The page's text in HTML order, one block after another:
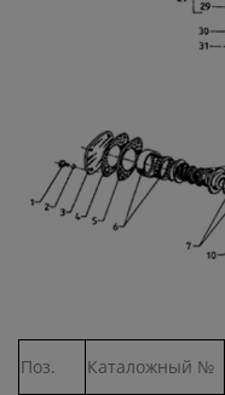
Поз. Каталожный №